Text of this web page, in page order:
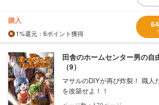
購入
1%還元 ：6ポイント獲得
田舎のホームセンター男の自
（9）
マサルのDIYが再び炸裂！ 職人
を改築せよ！！